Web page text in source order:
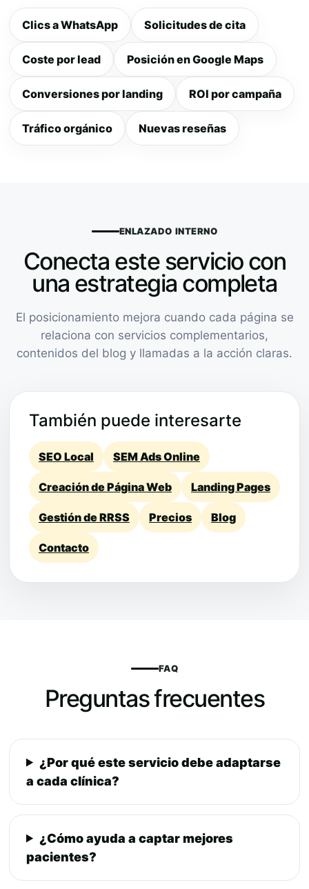
Clics a WhatsApp Solicitudes de cita
Coste por lead Posición en Google Maps
Conversiones por landing ROI por campaña
Tráfico orgánico Nuevas reseñas
ENLAZADO INTERNO
Conecta este servicio con
una estrategia completa
El posicionamiento mejora cuando cada página se
relaciona con servicios complementarios,
contenidos del blog y llamadas a la acción claras.
También puede interesarte
SEO Local SEM Ads Online
Creación de Página Web Landing Pages
Gestión de RRSS Precios Blog
Contacto
FAQ
Preguntas frecuentes
¿Por qué este servicio debe adaptarse
a cada clínica?
¿Cómo ayuda a captar mejores
pacientes?